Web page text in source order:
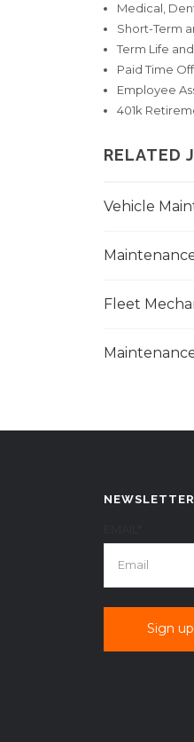
Medical,
Short-Term
Term Life
Paid Time Off
Employee
401k
RELATED
Vehicle
Fleet
NEWSLETTER